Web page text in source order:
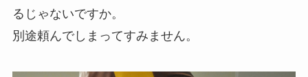
るじゃないですか。
別途頼んでしまってすみません。